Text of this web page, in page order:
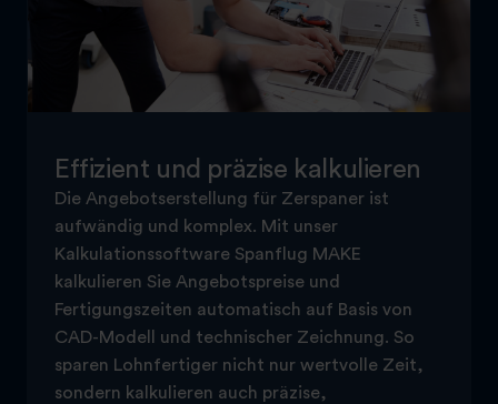
Effizient und präzise kalkulieren
Die Angebotserstellung für Zerspaner ist
aufwändig und komplex. Mit unser
Kalkulationssoftware Spanflug MAKE
kalkulieren Sie Angebotspreise und
Fertigungszeiten automatisch auf Basis von
CAD-Modell und technischer Zeichnung. So
sparen Lohnfertiger nicht nur wertvolle Zeit,
sondern kalkulieren auch präzise,